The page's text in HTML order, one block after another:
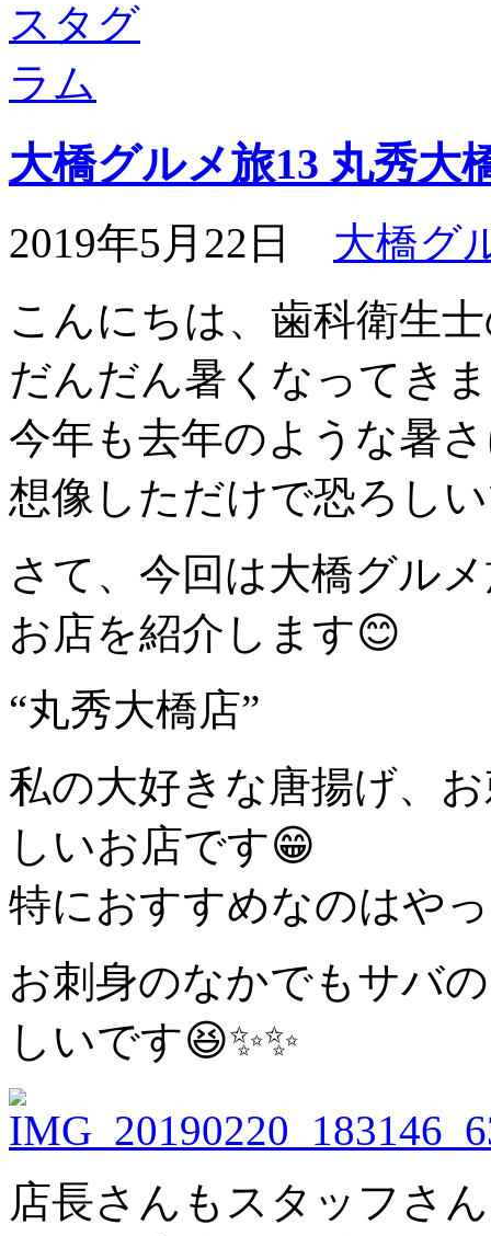
大橋グルメ旅13 丸秀大
2019年5月22日 大橋グ
こんにちは、歯科衛生
だんだん暑くなってき
今年も去年のような暑
想像しただけで恐ろし
さて、今回は大橋グル
お店を紹介します😊
“丸秀大橋店”
私の大好きな唐揚げ、
しいお店です😁
特におすすめなのはや
お刺身のなかでもサバ
しいです😆✨✨
店長さんもスタッフさ